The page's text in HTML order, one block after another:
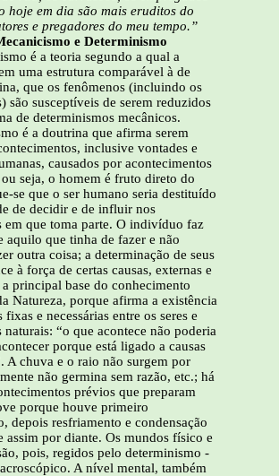
hoje em dia são mais eruditos do
e pregadores do meu tempo.”
e Determinismo
é a teoria segundo a qual a
uma estrutura comparável à de
que os fenômenos (incluindo os
são susceptíveis de serem reduzidos
de determinismos mecânicos.
é a doutrina que afirma serem
inclusive vontades e
causados por acontecimentos
seja, o homem é fruto direto do
se que o ser humano seria destituído
de decidir e de influir nos
em que toma parte. O indivíduo faz
aquilo que tinha de fazer e não
outra coisa; a determinação de seus
à força de certas causas, externas e
principal base do conhecimento
Natureza, porque afirma a existência
fixas e necessárias entre os seres e
naturais: “o que acontece não poderia
porque está ligado a causas
A chuva e o raio não surgem por
não germina sem razão, etc.; há
prévios que preparam
porque houve primeiro
depois resfriamento e condensação
assim por diante. Os mundos físico e
pois, regidos pelo determinismo -
A nível mental, também